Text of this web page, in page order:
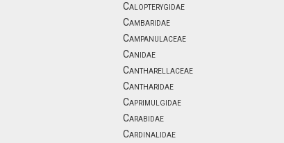
Calopterygidae
Cambaridae
Campanulaceae
Canidae
Cantharellaceae
Cantharidae
Caprimulgidae
Carabidae
Cardinalidae